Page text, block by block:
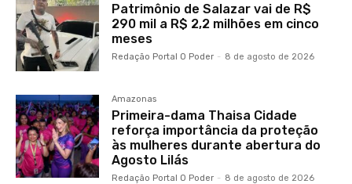
Patrimônio de Salazar vai de R$
290 mil a R$ 2,2 milhões em cinco
meses
Redação Portal O Poder - 8 de agosto de 2026
Amazonas
Primeira-dama Thaisa Cidade
reforça importância da proteção
às mulheres durante abertura do
Agosto Lilás
Redação Portal O Poder - 8 de agosto de 2026